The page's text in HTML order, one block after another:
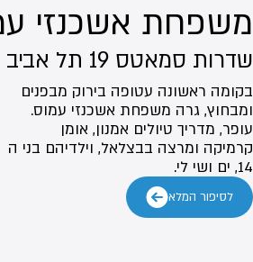
משפחת אשכנזי
שדרות סמאטס 19 תל אביב
בקומה ראשונה עטופה בירוק מבפנים
ומבחוץ, גרה משפחת אשכנזי עמוס.
עופר, מדריך טיולים אמנון, אומן
קרמיקה ומרצה בבצלאל, וילדיהם בני ה
14, ים ושי לי.
לסיפור המלא